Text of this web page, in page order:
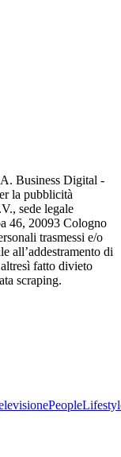
Business Digital -
la pubblicità
sede legale
46, 20093 Cologno
trasmessi e/o
all’addestramento di
fatto divieto
scraping.
People